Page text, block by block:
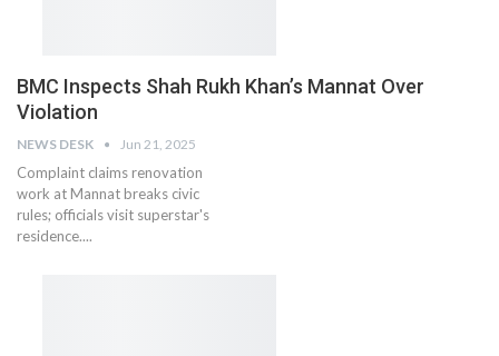
BMC Inspects Shah Rukh Khan’s Mannat Over
Violation
NEWS DESK Jun 21, 2025
Complaint claims renovation
work at Mannat breaks civic
rules; officials visit superstar's
residence....